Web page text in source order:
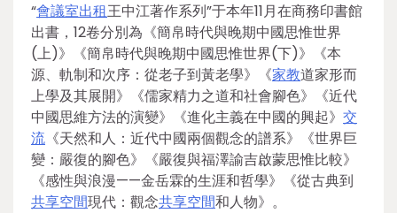
“會議室出租王中江著作系列”于本年11月在商務印書館
出書，12卷分別為《簡帛時代與晚期中國思惟世界
(上)》《簡帛時代與晚期中國思惟世界(下)》《本
源、軌制和次序：從老子到黃老學》《家教道家形而
上學及其展開》《儒家精力之道和社會腳色》《近代
中國思維方法的演變》《進化主義在中國的興起》 交
流 《天然和人：近代中國兩個觀念的譜系》《世界巨
變：嚴復的腳色》《嚴復與福澤諭吉啟蒙思惟比較》
《感性與浪漫——金岳霖的生涯和哲學》《從古典到
共享空間現代：觀念共享空間和人物》。